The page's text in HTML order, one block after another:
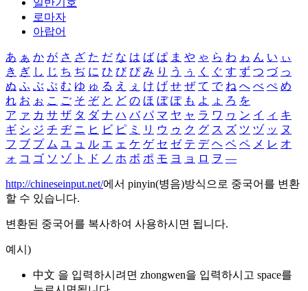
일반기호
로마자
아랍어
あ ぁ か が さ ざ た だ な は ば ぱ ま や ゃ ら わ ゎ ん い ぃ
き ぎ し じ ち ぢ に ひ び ぴ み り う ぅ く ぐ す ず つ づ っ
ぬ ふ ぶ ぷ む ゆ ゅ る え ぇ け げ せ ぜ て で ね へ べ ぺ め
れ お ぉ こ ご そ ぞ と ど の ほ ぼ ぽ も よ ょ ろ を
ア ァ カ サ ザ タ ダ ナ ハ バ パ マ ヤ ャ ラ ワ ヮ ン イ ィ キ
ギ シ ジ チ ヂ ニ ヒ ビ ピ ミ リ ウ ゥ ク グ ス ズ ツ ヅ ッ ヌ
フ ブ プ ム ユ ュ ル エ ェ ケ ゲ セ ゼ テ デ ヘ ベ ペ メ レ オ
ォ コ ゴ ソ ゾ ト ド ノ ホ ボ ポ モ ヨ ョ ロ ヲ ―
http://chineseinput.net/에서 pinyin(병음)방식으로 중국어를 변환
할 수 있습니다.
변환된 중국어를 복사하여 사용하시면 됩니다.
예시)
中文 을 입력하시려면 zhongwen을 입력하시고 space를